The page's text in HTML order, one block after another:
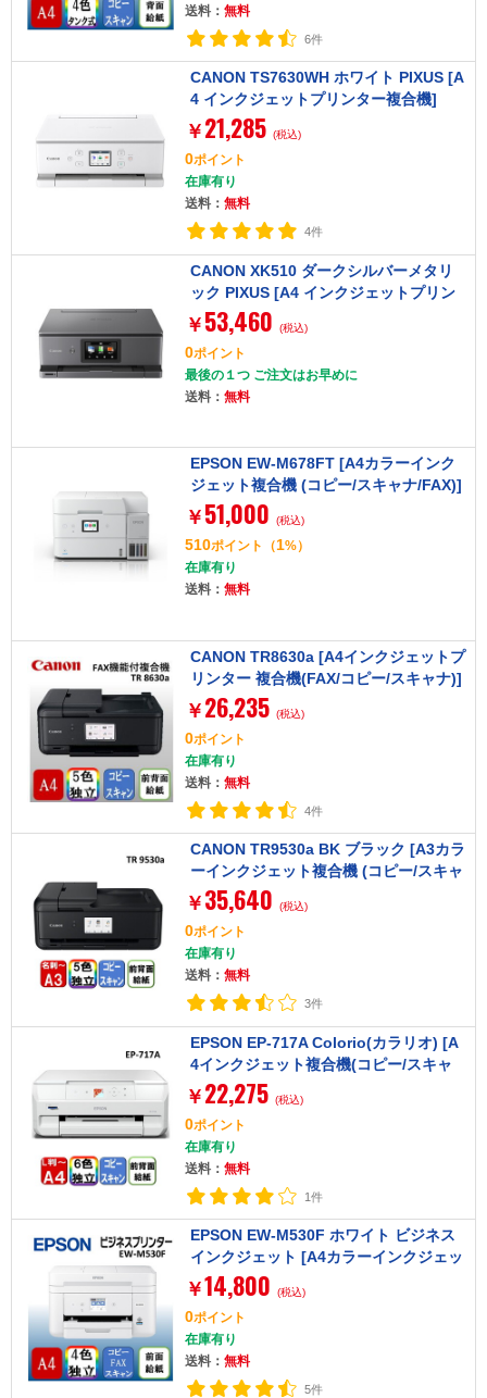
送料： 無料
6件
CANON TS7630WH ホワイト PIXUS [A
4 インクジェットプリンター複合機]
￥ 21,285 (税込)
0ポイント
在庫有り
送料： 無料
4件
CANON XK510 ダークシルバーメタリ
ック PIXUS [A4 インクジェットプリン
ター複合機]
￥ 53,460 (税込)
0ポイント
最後の１つ ご注文はお早めに
送料： 無料
EPSON EW-M678FT [A4カラーインク
ジェット複合機 (コピー/スキャナ/FAX)]
￥ 51,000 (税込)
510ポイント （1%）
在庫有り
送料： 無料
CANON TR8630a [A4インクジェットプ
リンター 複合機(FAX/コピー/スキャナ)]
￥ 26,235 (税込)
0ポイント
在庫有り
送料： 無料
4件
CANON TR9530a BK ブラック [A3カラ
ーインクジェット複合機 (コピー/スキャ
ナ)]
￥ 35,640 (税込)
0ポイント
在庫有り
送料： 無料
3件
EPSON EP-717A Colorio(カラリオ) [A
4インクジェット複合機(コピー/スキャ
ナ)]
￥ 22,275 (税込)
0ポイント
在庫有り
送料： 無料
1件
EPSON EW-M530F ホワイト ビジネス
インクジェット [A4カラーインクジェッ
ト複合機 (コピー/スキャナ/FAX)]
￥14,800 (税込)
0ポイント
在庫有り
送料： 無料
5件